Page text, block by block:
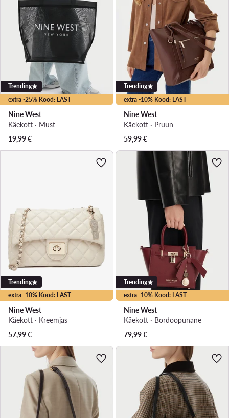
extra -25% Kood: LAST
Trending
Nine West
Käekott · Must
19,99€
extra -10% Kood: LAST
Trending
Nine West
Käekott · Pruun
59,99€
extra -10% Kood: LAST
Trending
Nine West
Käekott · Kreemjas
57,99€
extra -10% Kood: LAST
Trending
Nine West
Käekott · Bordoopunane
79,99€